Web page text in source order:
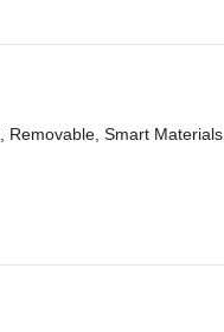
Removable, Smart Materials,